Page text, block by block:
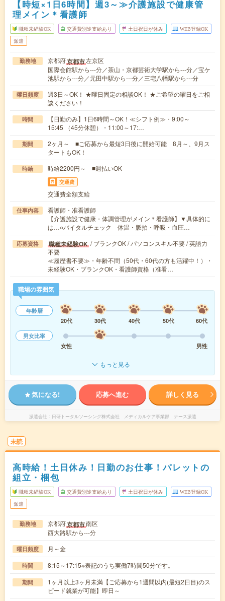
【時短×1日6時間】週3～≫介護施設で健康管
理メイン＊看護師
職種未経験OK 交通費別途支給あり 土日祝日が休み WEB登録OK
派遣
勤務地 京都府京都市左京区
国際会館駅から---分／茶山・京都芸術大学駅から---分／宝ケ
池駅から---分／元田中駅から---分／三宅八幡駅から---分
曜日頻度
週3日～OK！ ★曜日固定の相談OK！ ★ご希望の曜日をご相
談ください！
時間
【日勤のみ】1日6時間～OK！≪シフト例≫・9:00～
15:45 （45分休憩）・11:00～17:…
期間
2ヶ月～ ■ご応募から最短3日後に開始可能 8月～、9月ス
タートもOK！
時給 時給2200円～ ■週払いOK
交通費
交通費全額支給
仕事内容
看護師・准看護師
【介護施設で健康・体調管理がメイン＊看護師】▼具体的に
は…○バイタルチェック 体温・脈拍・呼吸・血圧…
応募資格 職種未経験OK / ブランクOK / パソコンスキル不要 / 英語力
不要
≪履歴書不要≫・年齢不問（50代・60代の方も活躍中！）・
未経験OK・ブランクOK・看護師資格（准看…
職場の雰囲気
年齢層
20代
30代 40代 50代
60代
男女比率
女性
男性
もっと見る
気になる! 応募へ進む 詳しく見る
派遣会社 日研トータルソーシング株式会社 メディカルケア事業部 ナース派遣
未読
高時給！土日休み！日勤のお仕事！パレットの
組立・梱包
職種未経験OK 交通費別途支給あり 土日祝日が休み WEB登録OK
派遣
勤務地 京都府京都市南区
西大路駅から---分
曜日頻度 月～金
時間 8:15～17:15※表記のうち実働7時間50分です。
期間
1ヶ月以上3ヶ月未満【ご応募から1週間以内(最短2日目)のス
ピード就業が可能】即日～